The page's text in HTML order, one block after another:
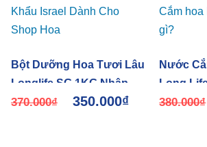
Bột Dưỡng Hoa Tươi Lâu
Longlife SG 1KG Nhập
Khẩu Israel Dành Cho
370.000₫ 350.000₫
Nước
Long
Cắm hoa
380.000₫